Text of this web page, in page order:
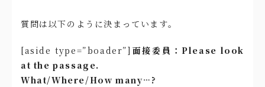
質問は以下のように決まっています。
[aside type=”boader”] 面接委員：Please look
at the passage.
What/Where/How many…?